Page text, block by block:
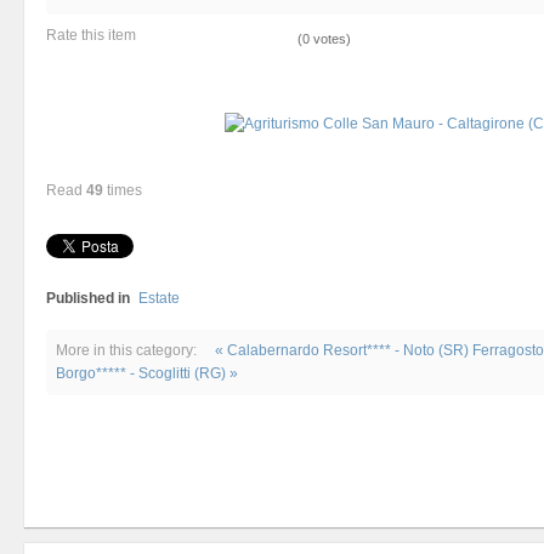
Rate this item (0 votes)
Read 49 times
Published in Estate
More in this category:
« Calabernardo Resort**** - Noto (SR)
Borgo***** - Scoglitti (RG) »